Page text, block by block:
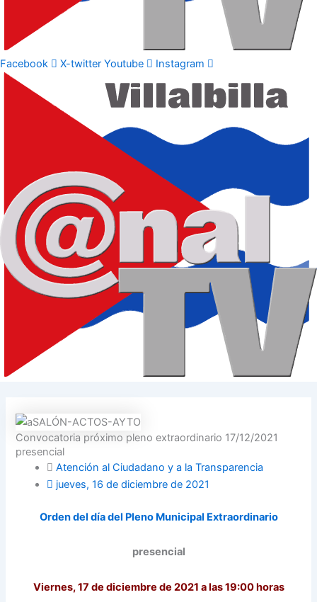
Facebook X-twitter Youtube Instagram
Convocatoria próximo pleno extraordinario 17/12/2021
presencial
Atención al Ciudadano y a la Transparencia
jueves, 16 de diciembre de 2021
Orden del día del Pleno Municipal Extraordinario
presencial
Viernes, 17 de diciembre de 2021 a las 19:00 horas